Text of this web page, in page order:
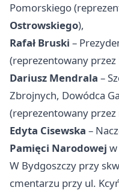
Pomorskiego
Ostrowskiego),
Rafał Bruski –
(reprezentowany przez
Dariusz Mendrala –
Zbrojnych, Dowódca
(reprezentowany przez
Edyta Cisewska –
Pamięci Narodowej
W Bydgoszczy przy
cmentarzu przy ul.